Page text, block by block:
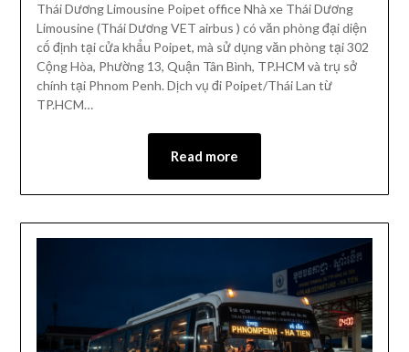
Thái Dương Limousine Poipet office Nhà xe Thái Dương
Limousine (Thái Dương VET airbus ) có văn phòng đại diện
cố định tại cửa khẩu Poipet, mà sử dụng văn phòng tại 302
Cộng Hòa, Phường 13, Quận Tân Bình, TP.HCM và trụ sở
chính tại Phnom Penh. Dịch vụ đi Poipet/Thái Lan từ
TP.HCM…
Read more